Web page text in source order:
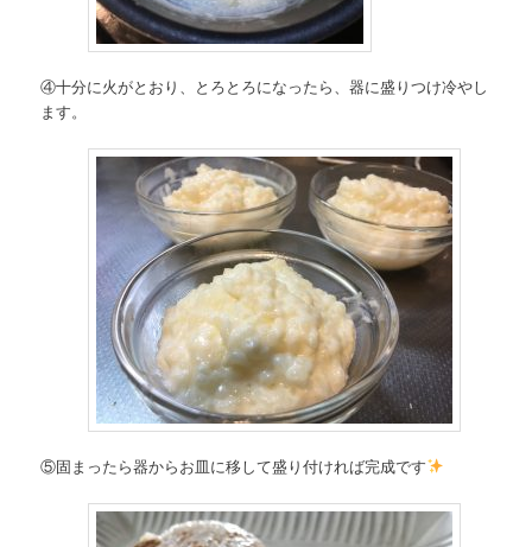
④十分に火がとおり、とろとろになったら、器に盛りつけ冷やし
ます。
⑤固まったら器からお皿に移して盛り付ければ完成です